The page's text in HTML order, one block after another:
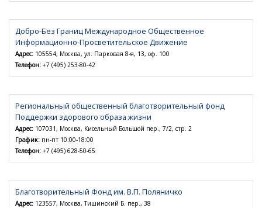
Добро-Без Границ Международное Общественное
Информационно-Просветительское Движение
Адрес: 105554, Москва, ул. Парковая 8-я, 13, оф. 100
Телефон: +7 (495) 253-80-42
Региональный общественный благотворительный фонд
Поддержки здорового образа жизни
Адрес: 107031, Москва, Кисельный Большой пер., 7/2, стр. 2
График: пн-пт 10:00-18:00
Телефон: +7 (495) 628-50-65
Благотворительный Фонд им. В.П. Поляничко
Адрес: 123557, Москва, Тишинский Б. пер., 38